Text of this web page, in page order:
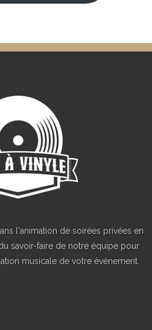
l'animation de soirées privées en
savoir-faire de notre équipe pour
musicale de votre événement.